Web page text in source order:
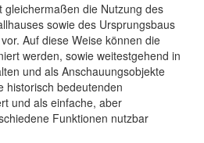
gleichermaßen die Nutzung des
sowie des Ursprungsbaus
Auf diese Weise können die
werden, sowie weitestgehend in
und als Anschauungsobjekte
historisch bedeutenden
und als einfache, aber
Funktionen nutzbar